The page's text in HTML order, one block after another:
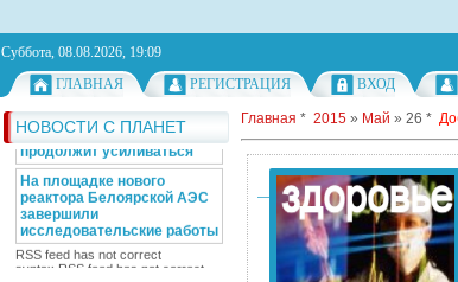
Суббота, 08.08.2026, 19:09
ГЛАВНАЯ
РЕГИСТРАЦИЯ ВХОД
НОВОСТИ С ПЛАНЕТ
самолеты на военные
учения - впервые за 10 лет
Блинкен в СБ ООН
выступил за
возобновление зерновой
сделки
Жара в европейской России
продолжит усиливаться
На площадке нового
реактора Белоярской АЭС
завершили
исследовательские работы
Главная * 2015 » Май » 26 *